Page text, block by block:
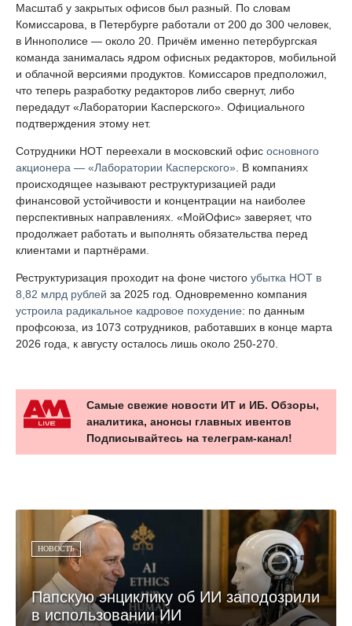
Масштаб у закрытых офисов был разный. По словам
Комиссарова, в Петербурге работали от 200 до 300 человек,
в Иннополисе — около 20. Причём именно петербургская
команда занималась ядром офисных редакторов, мобильной
и облачной версиями продуктов. Комиссаров предположил,
что теперь разработку редакторов либо свернут, либо
передадут «Лаборатории Касперского». Официального
подтверждения этому нет.
Сотрудники НОТ переехали в московский офис основного
акционера — «Лаборатории Касперского» . В компаниях
происходящее называют реструктуризацией ради
финансовой устойчивости и концентрации на наиболее
перспективных направлениях. «МойОфис» заверяет, что
продолжает работать и выполнять обязательства перед
клиентами и партнёрами.
Реструктуризация проходит на фоне чистого убытка НОТ в
8,82 млрд рублей за 2025 год. Одновременно компания
устроила радикальное кадровое похудение: по данным
профсоюза, из 1073 сотрудников, работавших в конце марта
2026 года, к августу осталось лишь около 250-270.
Самые свежие новости ИТ и ИБ. Обзоры,
аналитика, анонсы главных ивентов
Подписывайтесь на телеграм-канал!
НОВОСТЬ
Папскую энциклику об ИИ заподозрили
в использовании ИИ